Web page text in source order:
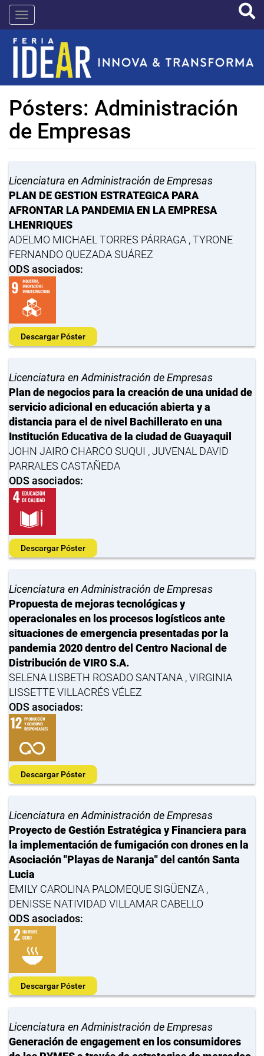
Pasar
contenido
principal
IDEAR
Pósters: Administración
de Empresas
Licenciatura en Administración de Empresas
PLAN DE GESTION ESTRATEGICA PARA
AFRONTAR LA PANDEMIA EN LA EMPRESA
LHENRIQUES
ADELMO MICHAEL TORRES PÁRRAGA , TYRONE
FERNANDO QUEZADA SUÁREZ
ODS asociados:
Descargar Póster
Licenciatura en Administración de Empresas
Plan de negocios para la creación de una unidad de
servicio adicional en educación abierta y a
distancia para el de nivel Bachillerato en una
Institución Educativa de la ciudad de Guayaquil
JOHN JAIRO CHARCO SUQUI , JUVENAL DAVID
PARRALES CASTAÑEDA
ODS asociados:
Descargar Póster
Licenciatura en Administración de Empresas
Propuesta de mejoras tecnológicas y
operacionales en los procesos logísticos ante
situaciones de emergencia presentadas por la
pandemia 2020 dentro del Centro Nacional de
Distribución de VIRO S.A.
SELENA LISBETH ROSADO SANTANA , VIRGINIA
LISSETTE VILLACRÉS VÉLEZ
ODS asociados:
Descargar Póster
Licenciatura en Administración de Empresas
Proyecto de Gestión Estratégica y Financiera para
la implementación de fumigación con drones en la
Asociación "Playas de Naranja" del cantón Santa
Lucia
EMILY CAROLINA PALOMEQUE SIGÜENZA ,
DENISSE NATIVIDAD VILLAMAR CABELLO
ODS asociados:
Descargar Póster
Licenciatura en Administración de Empresas
Generación de engagement en los consumidores